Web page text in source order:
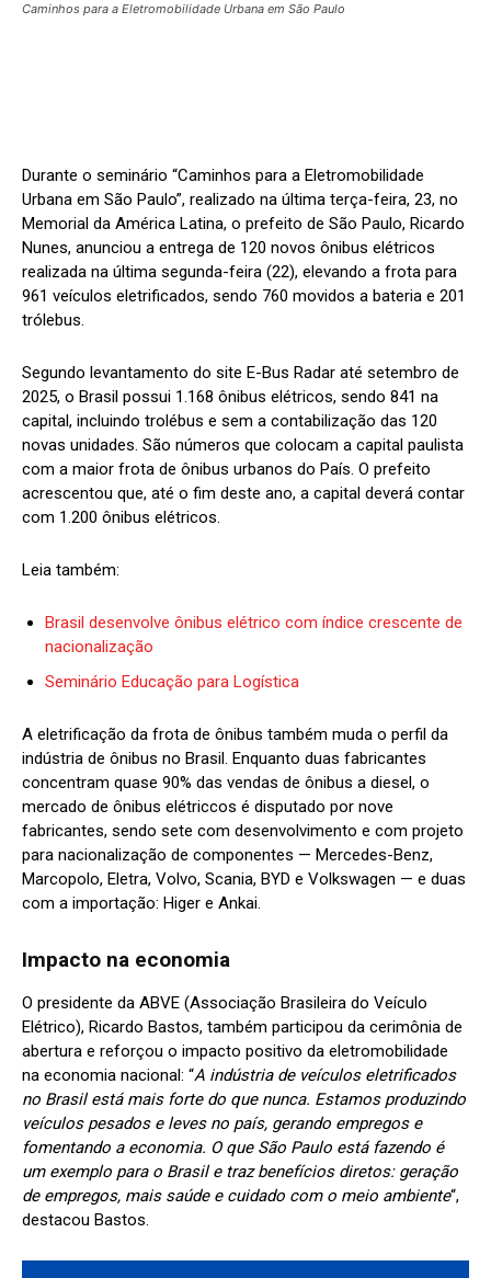
Caminhos para a Eletromobilidade Urbana em São Paulo
Durante o seminário “Caminhos para a Eletromobilidade
Urbana em São Paulo”, realizado na última terça-feira, 23, no
Memorial da América Latina, o prefeito de São Paulo, Ricardo
Nunes, anunciou a entrega de 120 novos ônibus elétricos
realizada na última segunda-feira (22), elevando a frota para
961 veículos eletrificados, sendo 760 movidos a bateria e 201
trólebus.
Segundo levantamento do site E-Bus Radar até setembro de
2025, o Brasil possui 1.168 ônibus elétricos, sendo 841 na
capital, incluindo trolébus e sem a contabilização das 120
novas unidades. São números que colocam a capital paulista
com a maior frota de ônibus urbanos do País. O prefeito
acrescentou que, até o fim deste ano, a capital deverá contar
com 1.200 ônibus elétricos.
Leia também:
Brasil desenvolve ônibus elétrico com índice crescente de
nacionalização
Seminário Educação para Logística
A eletrificação da frota de ônibus também muda o perfil da
indústria de ônibus no Brasil. Enquanto duas fabricantes
concentram quase 90% das vendas de ônibus a diesel, o
mercado de ônibus elétriccos é disputado por nove
fabricantes, sendo sete com desenvolvimento e com projeto
para nacionalização de componentes — Mercedes-Benz,
Marcopolo, Eletra, Volvo, Scania, BYD e Volkswagen — e duas
com a importação: Higer e Ankai.
Impacto na economia
O presidente da ABVE (Associação Brasileira do Veículo
Elétrico), Ricardo Bastos, também participou da cerimônia de
abertura e reforçou o impacto positivo da eletromobilidade
na economia nacional: “A indústria de veículos eletrificados
no Brasil está mais forte do que nunca. Estamos produzindo
veículos pesados e leves no país, gerando empregos e
fomentando a economia. O que São Paulo está fazendo é
um exemplo para o Brasil e traz benefícios diretos: geração
de empregos, mais saúde e cuidado com o meio ambiente“,
destacou Bastos.